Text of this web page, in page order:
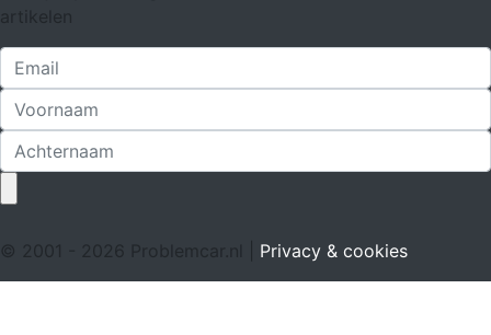
artikelen
© 2001 - 2026 Problemcar.nl | Privacy & cookies